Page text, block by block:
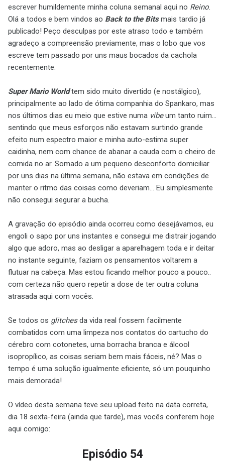
escrever humildemente minha coluna semanal aqui no Reino
Olá a todos e bem vindos ao Back to the Bitsmais tardio já
publicado! Peço desculpas por este atraso todo e também
agradeço a compreensão previamente, mas o lobo que vos
escreve tem passado por uns maus bocados da cachola
recentemente.
Super Mario Worldtem sido muito divertido (e nostálgico),
principalmente ao lado de ótima companhia do Spankaro, mas
nos últimos dias eu meio que estive numa vibeum tanto ruim...
sentindo que meus esforços não estavam surtindo grande
efeito num espectro maior e minha auto-estima super
caidinha, nem com chance de abanar a cauda com o cheiro de
comida no ar. Somado a um pequeno desconforto domiciliar
por uns dias na última semana, não estava em condições de
manter o ritmo das coisas como deveriam... Eu simplesmente
não consegui segurar a bucha.
A gravação do episódio ainda ocorreu como desejávamos, eu
engoli o sapo por uns instantes e consegui me distrair jogando
algo que adoro, mas ao desligar a aparelhagem toda e ir deitar
no instante seguinte, faziam os pensamentos voltarem a
flutuar na cabeça. Mas estou ficando melhor pouco a pouco..
com certeza não quero repetir a dose de ter outra coluna
atrasada aqui com vocês.
Se todos os glitchesda vida real fossem facilmente
combatidos com uma limpeza nos contatos do cartucho do
cérebro com cotonetes, uma borracha branca e álcool
isopropílico, as coisas seriam bem mais fáceis, né? Mas o
tempo é uma solução igualmente eficiente, só um pouquinho
mais demorada!
O vídeo desta semana teve seu upload feito na data correta,
dia 18 sexta-feira (ainda que tarde), mas vocês conferem hoje
aqui comigo:
Episódio 54